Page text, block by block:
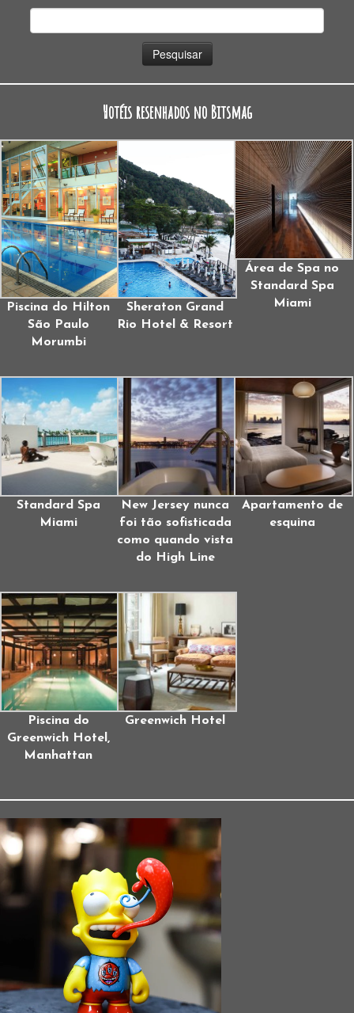
Hotéis resenhados no Bitsmag
Piscina do Hilton
São Paulo
Morumbi
Sheraton Grand
Rio Hotel & Resort
Área de Spa no
Standard Spa
Miami
Standard Spa
Miami
New Jersey nunca
foi tão sofisticada
como quando vista
do High Line
Apartamento de
esquina
Piscina do
Greenwich Hotel,
Manhattan
Greenwich Hotel